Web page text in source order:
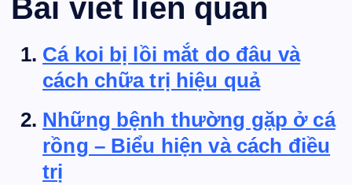
Bài viết liên quan
Cá koi bị lồi mắt do đâu và
cách chữa trị hiệu quả
Những bệnh thường gặp ở cá
rồng – Biểu hiện và cách điều
trị